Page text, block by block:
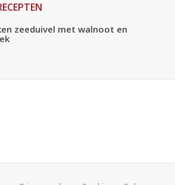
zeeduivel met walnoot en